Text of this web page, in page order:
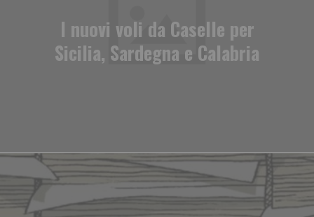
I nuovi voli da Caselle per
Sicilia, Sardegna e Calabria